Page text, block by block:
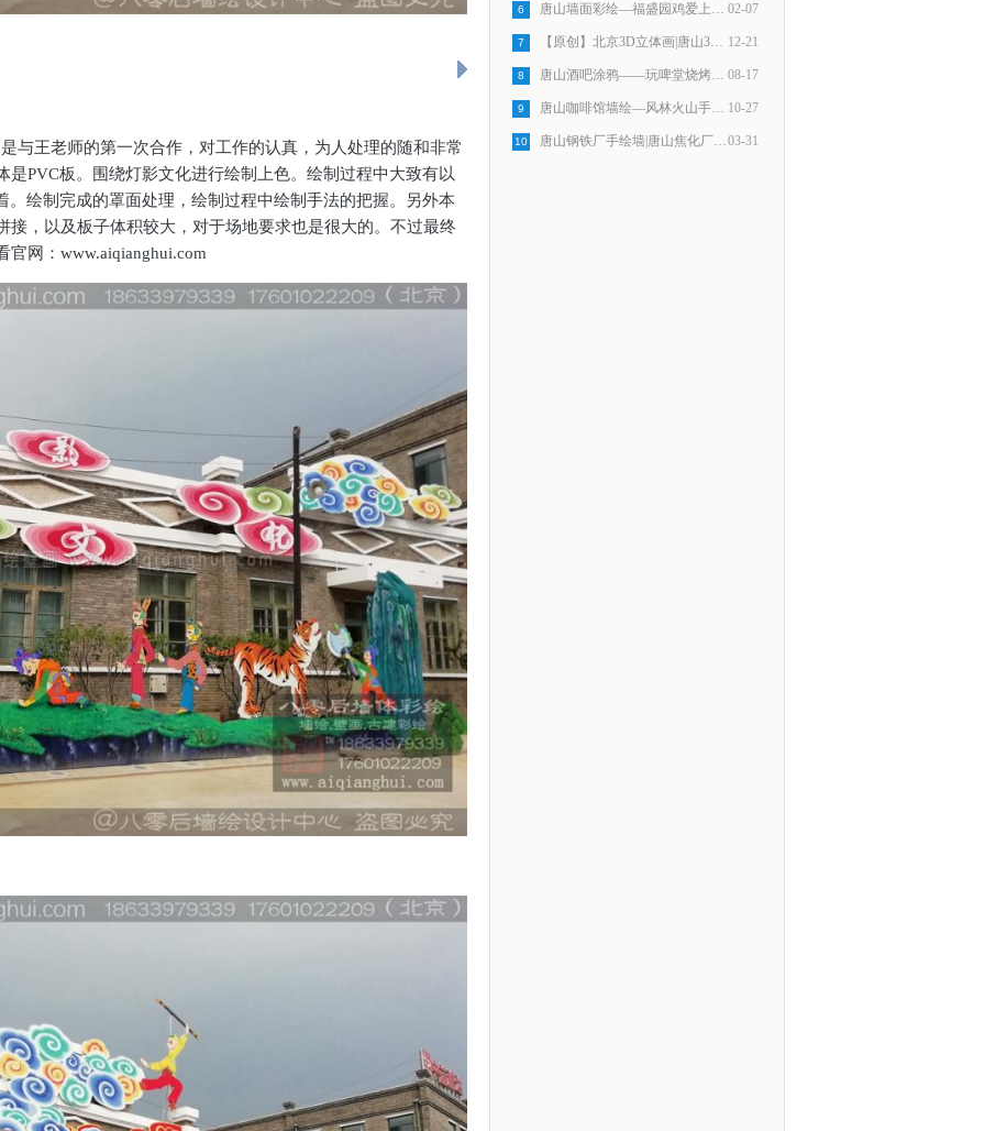
与王老师的第一次合作，对工作的认真，为人处理的随和非常
PVC板。围绕灯影文化进行绘制上色。绘制过程中大致有以
。绘制完成的罩面处理，绘制过程中绘制手法的把握。另外本
接，以及板子体积较大，对于场地要求也是很大的。不过最终
官网：www.aiqianghui.com
02-07
6 唐山墙面彩绘—福盛园鸡爱上鱼手绘墙
12-21
7 【原创】北京3D立体画|唐山3D立体画——北京世界之花假日广场3D立体画手绘墙
08-17
8 唐山酒吧涂鸦——玩啤堂烧烤墙绘
10-27
9 唐山咖啡馆墙绘—风林火山手绘墙
03-31
10 唐山钢铁厂手绘墙|唐山焦化厂墙绘|唐山炼钢厂壁画